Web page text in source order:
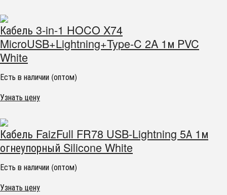
Кабель 3-in-1 HOCO X74
MicroUSB+Lightning+Type-C 2A 1м PVC
White
Есть в наличии (оптом)
Узнать цену
Кабель FaizFull FR78 USB-Lightning 5А 1м
огнеупорный Silicone White
Есть в наличии (оптом)
Узнать цену